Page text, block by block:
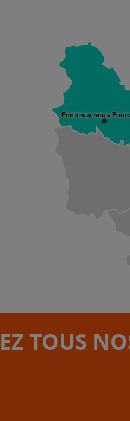
Fontenay-sous-
TOUS